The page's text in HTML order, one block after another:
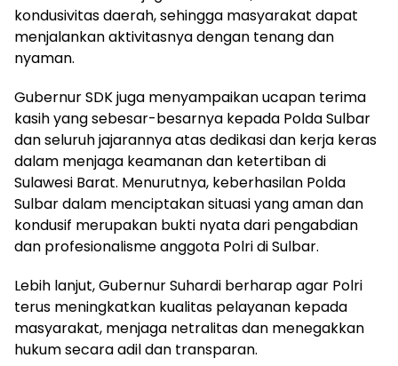
kondusivitas daerah, sehingga masyarakat dapat
menjalankan aktivitasnya dengan tenang dan
nyaman.
Gubernur SDK juga menyampaikan ucapan terima
kasih yang sebesar-besarnya kepada Polda Sulbar
dan seluruh jajarannya atas dedikasi dan kerja keras
dalam menjaga keamanan dan ketertiban di
Sulawesi Barat. Menurutnya, keberhasilan Polda
Sulbar dalam menciptakan situasi yang aman dan
kondusif merupakan bukti nyata dari pengabdian
dan profesionalisme anggota Polri di Sulbar.
Lebih lanjut, Gubernur Suhardi berharap agar Polri
terus meningkatkan kualitas pelayanan kepada
masyarakat, menjaga netralitas dan menegakkan
hukum secara adil dan transparan.